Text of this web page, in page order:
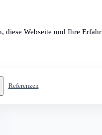
Webseite und Ihre
Referenzen